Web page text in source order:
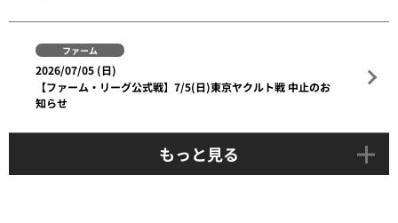
ファーム
2026/07/05 (日)
【ファーム・リーグ公式戦】7/5(日)東京ヤクルト戦 中止のお
知らせ
もっと見る